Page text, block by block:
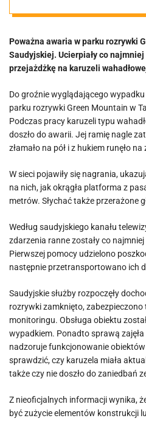
[VIDEO]
Poważna awaria w parku rozrywki
Saudyjskiej. Ucierpiały co najmniej
przejażdżkę na karuzeli
Do groźnie wyglądającego
parku rozrywki Green Mountain w
Podczas pracy karuzeli typu
doszło do awarii. Jej ramię nagle
złamało na pół i z hukiem runęło na
W sieci pojawiły się nagrania,
na nich, jak okrągła platforma z
metrów. Słychać także przerażone
Według saudyjskiego kanału
zdarzenia ranne zostały co
Pierwszej pomocy udzielono
następnie przetransportowano ich
Saudyjskie służby rozpoczęły
rozrywki zamknięto,
monitoringu. Obsługa obiektu
wypadkiem. Ponadto sprawą
nadzoruje funkcjonowanie
sprawdzić, czy karuzela miała
także czy nie doszło do zaniedbań
Z nieoficjalnych informacji wynika,
być zużycie elementów konstrukcji